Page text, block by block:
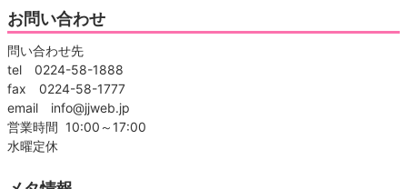
お問い合わせ
問い合わせ先
tel 0224-58-1888
fax 0224-58-1777
email info@jjweb.jp
営業時間 10:00～17:00
水曜定休